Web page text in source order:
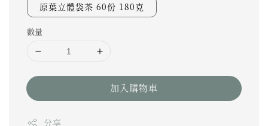
原葉立體袋茶 60份 180克
數量
加入購物車
分享